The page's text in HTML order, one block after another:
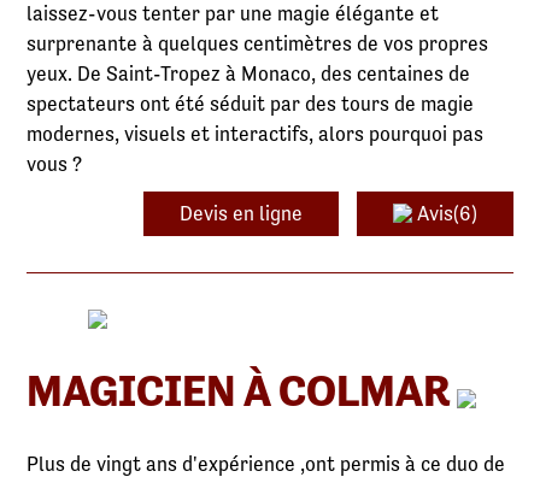
laissez-vous tenter par une magie élégante et
surprenante à quelques centimètres de vos propres
yeux. De Saint-Tropez à Monaco, des centaines de
spectateurs ont été séduit par des tours de magie
modernes, visuels et interactifs, alors pourquoi pas
vous ?
Devis en ligne Avis(6)
MAGICIEN À COLMAR
Plus de vingt ans d'expérience ,ont permis à ce duo de